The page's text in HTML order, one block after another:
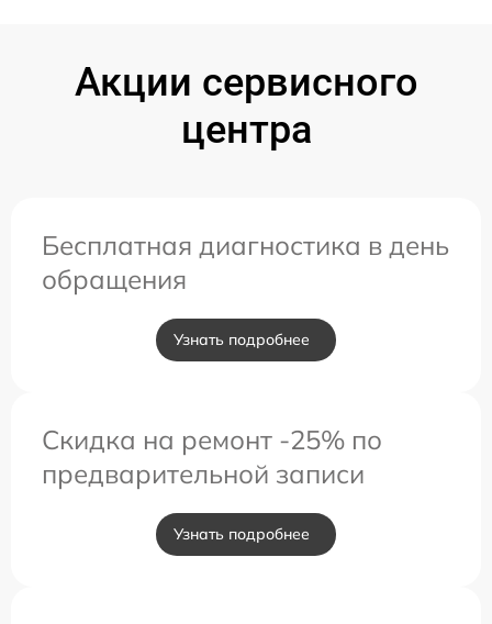
Акции сервисного
центра
Бесплатная диагностика в день
обращения
Узнать подробнее
Скидка на ремонт -25% по
предварительной записи
Узнать подробнее